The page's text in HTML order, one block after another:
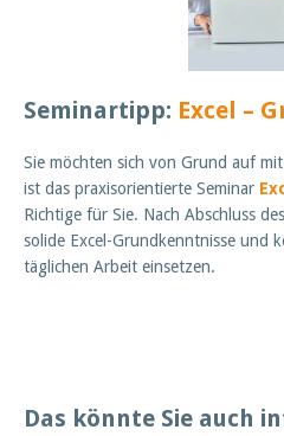
Seminartipp: Excel –
Sie möchten sich von Grund auf
ist das praxisorientierte Seminar
Richtige für Sie. Nach Abschluss
solide Excel-Grundkenntnisse und
täglichen Arbeit einsetzen.
Das könnte Sie auch